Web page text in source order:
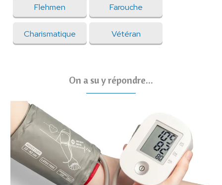
Flehmen Farouche
Charismatique Vétéran
On a su y répondre...